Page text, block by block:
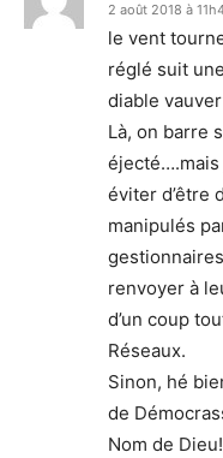
2 août 2018 à
le vent
réglé suit
diable
Là, on barre
éjecté….mais
éviter d’être
manipulés
renvoyer à
d’un coup
Réseaux.
Sinon, hé
de
Nom de Dieu!